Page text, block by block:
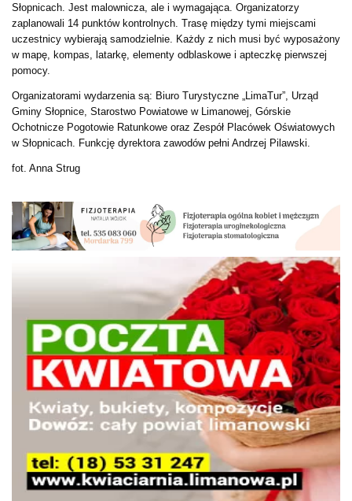
Słopnicach. Jest malownicza, ale i wymagająca. Organizatorzy
zaplanowali 14 punktów kontrolnych. Trasę między tymi miejscami
uczestnicy wybierają samodzielnie. Każdy z nich musi być wyposażony
w mapę, kompas, latarkę, elementy odblaskowe i apteczkę pierwszej
pomocy.
Organizatorami wydarzenia są: Biuro Turystyczne „LimaTur”, Urząd
Gminy Słopnice, Starostwo Powiatowe w Limanowej, Górskie
Ochotnicze Pogotowie Ratunkowe oraz Zespół Placówek Oświatowych
w Słopnicach. Funkcję dyrektora zawodów pełni Andrzej Pilawski.
fot. Anna Strug